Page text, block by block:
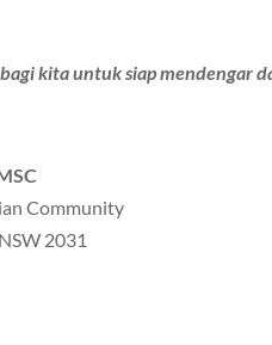
bagi kita untuk siap mendengar
Community
2031